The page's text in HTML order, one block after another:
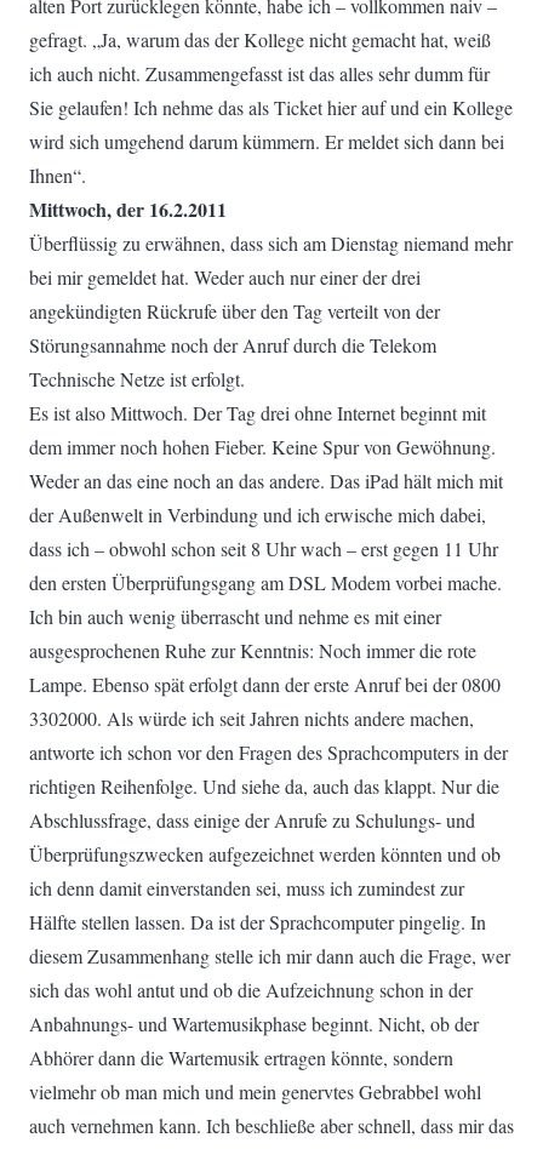
alten Port zurücklegen könnte, habe ich – vollkommen naiv –
gefragt. „Ja, warum das der Kollege nicht gemacht hat, weiß
ich auch nicht. Zusammengefasst ist das alles sehr dumm für
Sie gelaufen! Ich nehme das als Ticket hier auf und ein Kollege
wird sich umgehend darum kümmern. Er meldet sich dann bei
Ihnen“.
Mittwoch, der 16.2.2011
Überflüssig zu erwähnen, dass sich am Dienstag niemand mehr
bei mir gemeldet hat. Weder auch nur einer der drei
angekündigten Rückrufe über den Tag verteilt von der
Störungsannahme noch der Anruf durch die Telekom
Technische Netze ist erfolgt.
Es ist also Mittwoch. Der Tag drei ohne Internet beginnt mit
dem immer noch hohen Fieber. Keine Spur von Gewöhnung.
Weder an das eine noch an das andere. Das iPad hält mich mit
der Außenwelt in Verbindung und ich erwische mich dabei,
dass ich – obwohl schon seit 8 Uhr wach – erst gegen 11 Uhr
den ersten Überprüfungsgang am DSL Modem vorbei mache.
Ich bin auch wenig überrascht und nehme es mit einer
ausgesprochenen Ruhe zur Kenntnis: Noch immer die rote
Lampe. Ebenso spät erfolgt dann der erste Anruf bei der 0800
3302000. Als würde ich seit Jahren nichts andere machen,
antworte ich schon vor den Fragen des Sprachcomputers in der
richtigen Reihenfolge. Und siehe da, auch das klappt. Nur die
Abschlussfrage, dass einige der Anrufe zu Schulungs- und
Überprüfungszwecken aufgezeichnet werden könnten und ob
ich denn damit einverstanden sei, muss ich zumindest zur
Hälfte stellen lassen. Da ist der Sprachcomputer pingelig. In
diesem Zusammenhang stelle ich mir dann auch die Frage, wer
sich das wohl antut und ob die Aufzeichnung schon in der
Anbahnungs- und Wartemusikphase beginnt. Nicht, ob der
Abhörer dann die Wartemusik ertragen könnte, sondern
vielmehr ob man mich und mein genervtes Gebrabbel wohl
auch vernehmen kann. Ich beschließe aber schnell, dass mir das